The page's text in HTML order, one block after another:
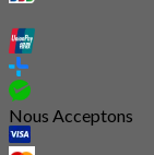
Nous Acceptons